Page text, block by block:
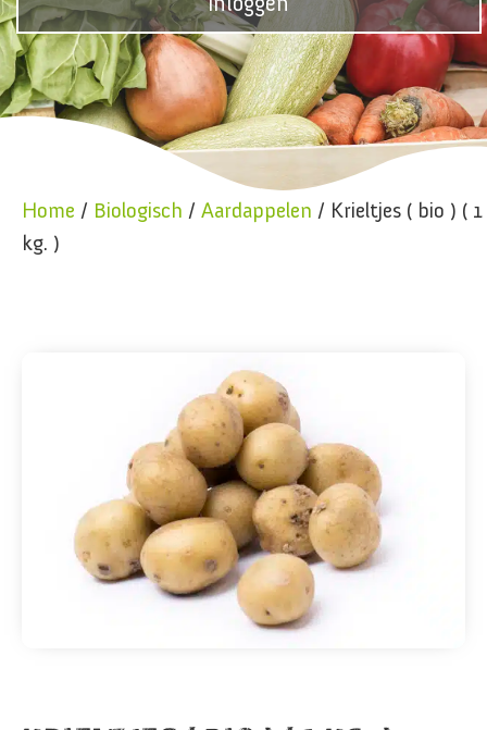
Home / Biologisch / Aardappelen / Krieltjes ( bio ) ( 1
kg. )